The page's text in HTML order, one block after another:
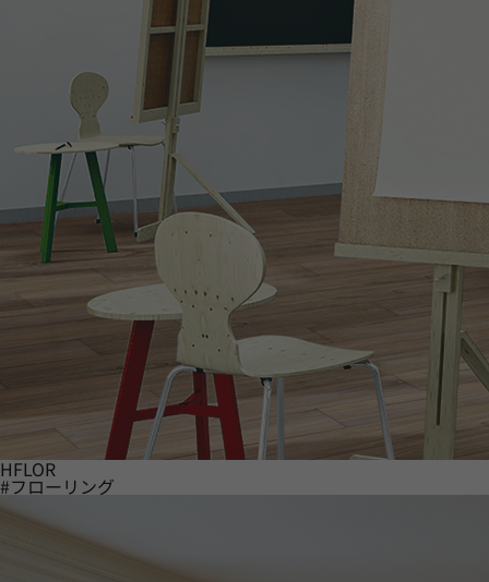
HFLOR
#フローリング